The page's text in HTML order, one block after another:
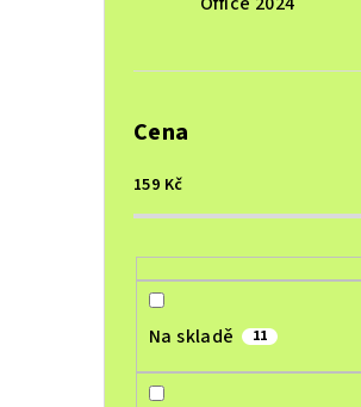
Cena
159 Kč
Na skladě 11